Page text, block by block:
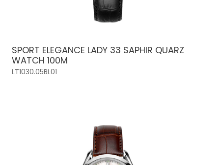
SPORT ELEGANCE LADY 33 SAPHIR QUARZ
WATCH 100M
LT1030.05BL01